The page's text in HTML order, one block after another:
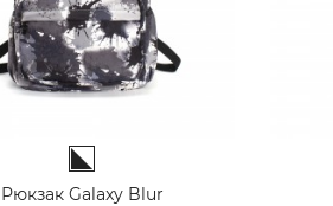
Чорно-білий
Рюкзак Galaxy Blur